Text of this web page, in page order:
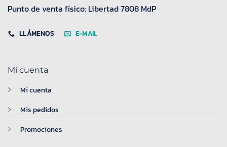
Punto de venta físico: Libertad 7808 MdP
LLÁMENOS E-MAIL
Mi cuenta
Mi cuenta
Mis pedidos
Promociones